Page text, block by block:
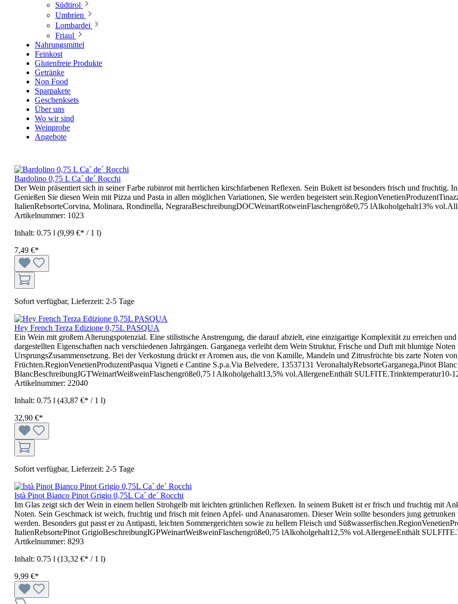
Südtirol
Umbrien
Lombardei
Friaul
Nahrungsmittel
Feinkost
Glutenfreie Produkte
Getränke
Non Food
Sparpakete
Geschenksets
Über uns
Wo wir sind
Weinprobe
Angebote
Bardolino 0,75 L Ca´ de´ Rocchi
Der Wein präsentiert sich in seiner Farbe rubinrot mit herrlichen kirschfarbenen Reflexen. Sein Bukett ist besonders frisch und fruchtig.
Genießen Sie diesen Wein mit Pizza und Pasta in allen möglichen Variationen, Sie werden begeistert
ItalienRebsorteCorvina, Molinara, Rondinella, NegraraBeschreibungDOCWeinartRotweinFlaschengröße0,75 lAlkoholgehalt13%
Artikelnummer: 1023
Inhalt: 0.75 l (9,99 €* / 1 l)
7,49 €*
Sofort verfügbar, Lieferzeit: 2-5 Tage
Hey French Terza Edizione 0,75L PASQUA
Ein Wein mit großem Alterungspotenzial. Eine stilistische Anstrengung, die darauf abzielt, eine einzigartige Komplexität zu erreichen
dargestellten Eigenschaften nach verschiedenen Jahrgängen. Garganega verleiht dem Wein Struktur, Frische und Duft mit blumige
UrsprungsZusammensetzung. Bei der Verkostung drückt er Aromen aus, die von Kamille, Mandeln und Zitrusfrüchte bis zarte Noten
Früchten.RegionVenetienProduzentPasqua Vigneti e Cantine S.p.a.Via Belvedere, 13537131 VeronaItalyRebsorteGarganega,Pinot
BlancBeschreibungIGTWeinartWeißweinFlaschengröße0,75 l Alkoholgehalt13,5% vol.AllergeneEnthält SULFITE.Trinktemperatur10-
Artikelnummer: 22040
Inhalt: 0.75 l (43,87 €* / 1 l)
32,90 €*
Sofort verfügbar, Lieferzeit: 2-5 Tage
Istà Pinot Bianco Pinot Grigio 0,75L Ca´ de´ Rocchi
Im Glas zeigt sich der Wein in einem hellen Strohgelb mit leichten grünlichen Reflexen. In seinem Bukett ist er frisch und fruchtig mit
Noten. Sein Geschmack ist weich, fruchtig und frisch mit feinen Apfel- und Ananasaromen. Dieser Wein sollte besonders jung
werden. Besonders gut passt er zu Antipasti, leichten Sommergerichten sowie zu hellem Fleisch und
ItalienRebsortePinot GrigioBeschreibungIGPWeinartWeißweinFlaschengröße0,75 lAlkoholgehalt12,5% vol.AllergeneEnthält
Artikelnummer: 8293
Inhalt: 0.75 l (13,32 €* / 1 l)
9,99 €*